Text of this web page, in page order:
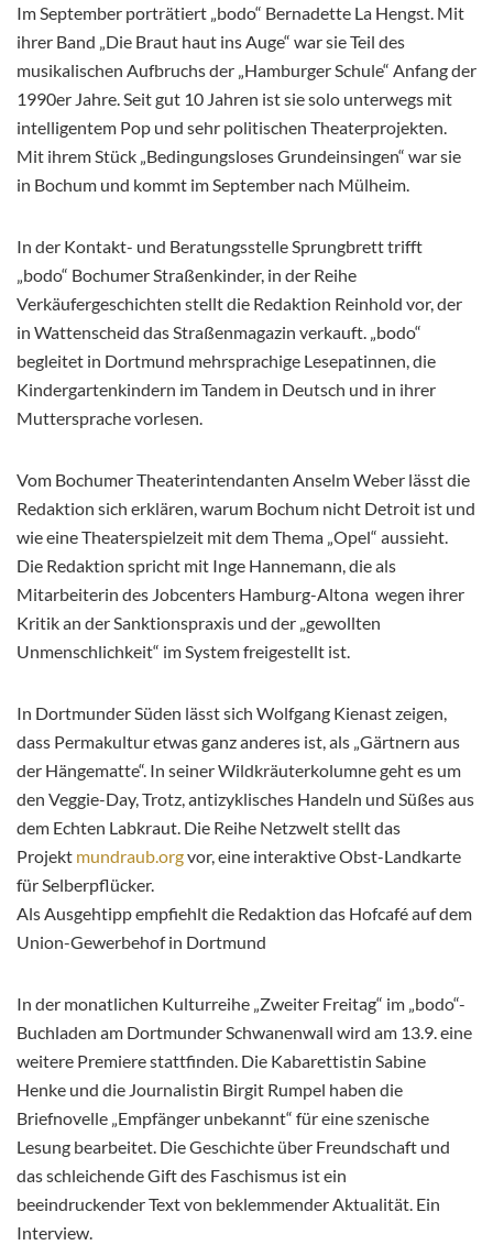
Im September porträtiert „bodo“ Bernadette La Hengst. Mit
ihrer Band „Die Braut haut ins Auge“ war sie Teil des
musikalischen Aufbruchs der „Hamburger Schule“ Anfang der
1990er Jahre. Seit gut 10 Jahren ist sie solo unterwegs mit
intelligentem Pop und sehr politischen Theaterprojekten.
Mit ihrem Stück „Bedingungsloses Grundeinsingen“ war sie
in Bochum und kommt im September nach Mülheim.
In der Kontakt- und Beratungsstelle Sprungbrett trifft
„bodo“ Bochumer Straßenkinder, in der Reihe
Verkäufergeschichten stellt die Redaktion Reinhold vor, der
in Wattenscheid das Straßenmagazin verkauft. „bodo“
begleitet in Dortmund mehrsprachige Lesepatinnen, die
Kindergartenkindern im Tandem in Deutsch und in ihrer
Muttersprache vorlesen.
Vom Bochumer Theaterintendanten Anselm Weber lässt die
Redaktion sich erklären, warum Bochum nicht Detroit ist und
wie eine Theaterspielzeit mit dem Thema „Opel“ aussieht.
Die Redaktion spricht mit Inge Hannemann, die als
Mitarbeiterin des Jobcenters Hamburg-Altona wegen ihrer
Kritik an der Sanktionspraxis und der „gewollten
Unmenschlichkeit“ im System freigestellt ist.
In Dortmunder Süden lässt sich Wolfgang Kienast zeigen,
dass Permakultur etwas ganz anderes ist, als „Gärtnern aus
der Hängematte“. In seiner Wildkräuterkolumne geht es um
den Veggie-Day, Trotz, antizyklisches Handeln und Süßes aus
dem Echten Labkraut. Die Reihe Netzwelt stellt das
Projekt mundraub.orgvor, eine interaktive Obst-Landkarte
fürSelberpflücker.
Als Ausgehtipp empfiehlt die Redaktion das Hofcafé auf dem
Union-Gewerbehof in Dortmund
In der monatlichen Kulturreihe „Zweiter Freitag“ im „bodo“-
Buchladen am Dortmunder Schwanenwall wird am 13.9. eine
weitere Premiere stattfinden. Die Kabarettistin Sabine
Henke und die Journalistin Birgit Rumpel haben die
Briefnovelle „Empfänger unbekannt“ für eine szenische
Lesung bearbeitet. Die Geschichte über Freundschaft und
das schleichende Gift des Faschismus ist ein
beeindruckender Text von beklemmender Aktualität. Ein
Interview.